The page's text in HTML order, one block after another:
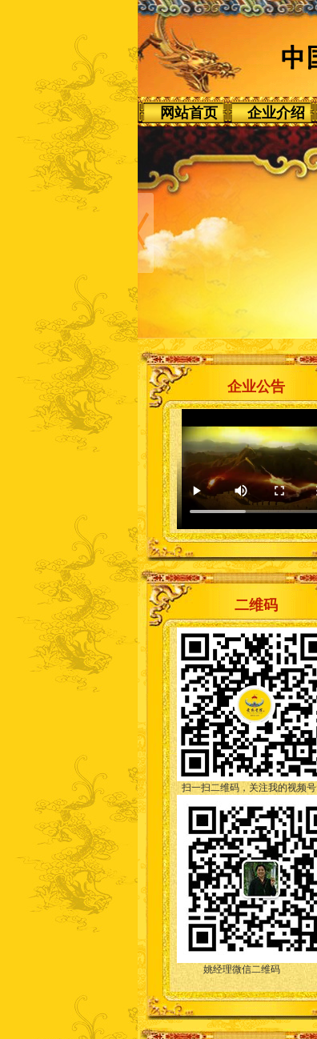
网站首页 企业介绍
企业公告
二维码
扫一扫二维码，关注我的视频号
姚经理微信二维码